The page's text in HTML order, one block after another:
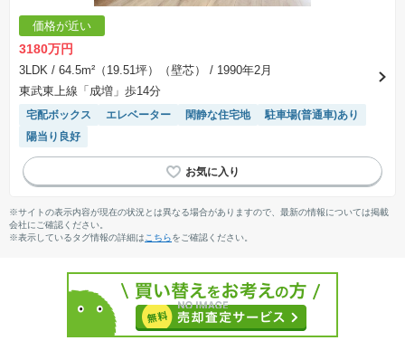
価格が近い
3180万円
3LDK / 64.5m²（19.51坪）（壁芯）
/ 1990年2月
東武東上線「成増」歩14分
宅配ボックス エレベーター 閑静な住宅地
駐車場(普通車)あり
陽当り良好
※サイトの表示内容が現在の状況とは異なる場合がありますので、最新の情報については掲載
会社にご確認ください。
※表示しているタグ情報の詳細は こちらをご確認ください。